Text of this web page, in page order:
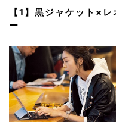
【1】黒ジャケット×
ー